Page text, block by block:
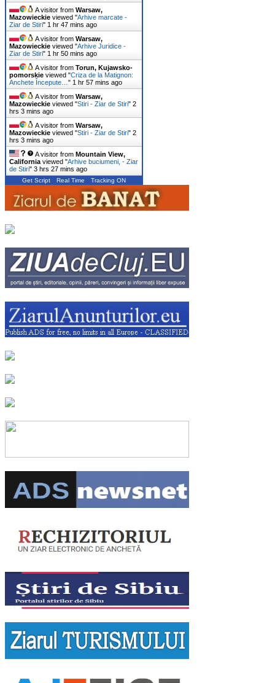
A visitor from Warsaw,
Mazowieckie viewed "Arhive marcate -
Ziar de Stiri" 1 hr 47 mins ago
A visitor from Warsaw,
Mazowieckie viewed "Arhive Juridice -
Ziar de Stiri" 1 hr 50 mins ago
A visitor from Torun, Kujawsko-
pomorskie viewed "Criza de la Matignon:
Anchete Începute… " 1 hr 57 mins ago
A visitor from Warsaw,
Mazowieckie viewed "Stiri - Ziar de Stiri" 2
hrs 3 mins ago
A visitor from Warsaw,
Mazowieckie viewed "Stiri - Ziar de Stiri" 2
hrs 3 mins ago
A visitor from Mountain View,
California viewed "Arhive buciumeni, - Ziar
de Stiri" 3 hrs 27 mins ago
Get Script Real Time Tracking ON